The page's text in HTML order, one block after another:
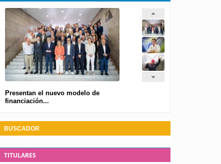
Presentan el nuevo modelo de
financiación...
BUSCADOR
TITULARES